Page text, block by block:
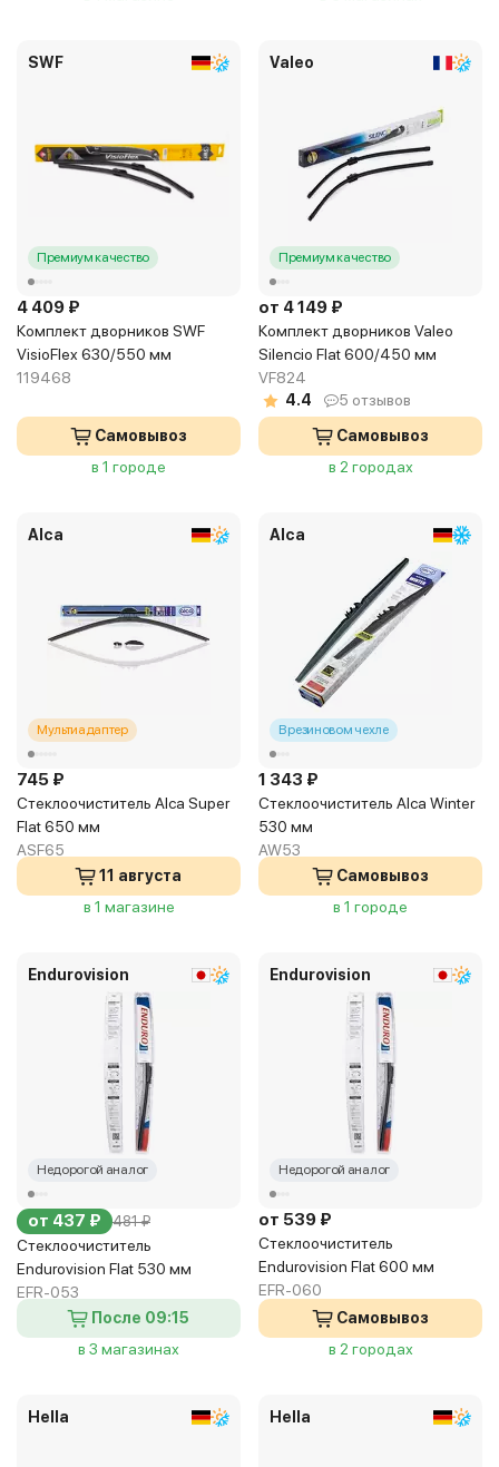
SWF
Премиум качество
4 409 ₽
Комплект дворников SWF
VisioFlex 630/550 мм
119468
Самовывоз
в 1 городе
Valeo
Премиум качество
от 4 149 ₽
Комплект дворников Valeo
Silencio Flat 600/450 мм
VF824
4.4
5 отзывов
Самовывоз
в 2 городах
Alca
Мультиадаптер
745 ₽
Стеклоочиститель Alca Super
Flat 650 мм
ASF65
11 августа
в 1 магазине
Alca
В резиновом чехле
1 343 ₽
Стеклоочиститель Alca Winter
530 мм
AW53
Самовывоз
в 1 городе
Endurovision
Недорогой аналог
от 437 ₽ 481 ₽
Стеклоочиститель
Endurovision Flat 530 мм
EFR-053
После 09:15
в 3 магазинах
Endurovision
Недорогой аналог
от 539 ₽
Стеклоочиститель
Endurovision Flat 600 мм
EFR-060
Самовывоз
в 2 городах
Hella Hella